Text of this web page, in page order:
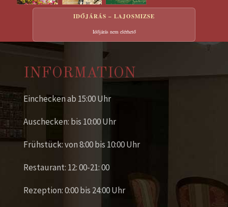
IDŐJÁRÁS – LAJOSMIZSE
Időjárás nem elérhető
INFORMATION
Einchecken ab 15:00 Uhr
Auschecken: bis 10:00 Uhr
Frühstück: von 8:00 bis 10:00 Uhr
Restaurant: 12: 00-21: 00
Rezeption: 0:00 bis 24:00 Uhr